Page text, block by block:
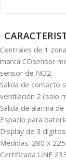
Centrales de 1
marca COsensor
sensor de NO2.
Salida de contacto
ventilación 2 (solo
Salida de alarma
Espacio para
Display de 3
Medidas: 280 x
Certificada UNE